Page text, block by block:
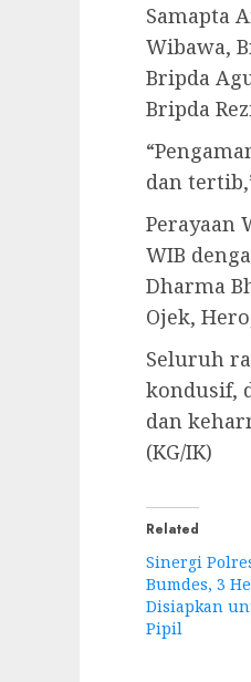
Samapta
Wibawa,
Bripda
Bripda
dan
Perayaan
WIB
Dharma
Ojek,
Seluruh
kondusif,
dan
(KG/IK)
Related
Sinergi
Bumdes, 3
Disiapkan
Pipil